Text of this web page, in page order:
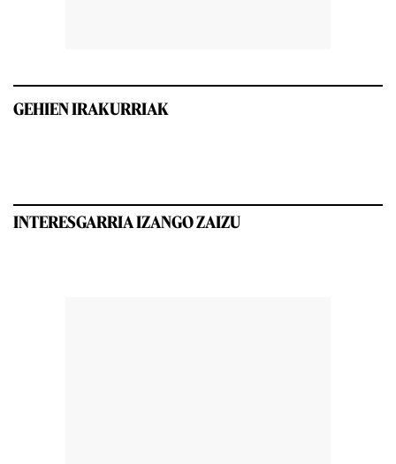
GEHIEN IRAKURRIAK
INTERESGARRIA IZANGO ZAIZU